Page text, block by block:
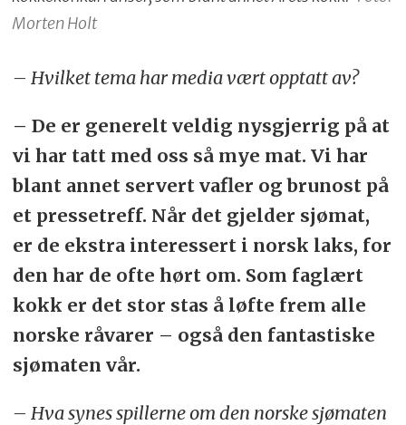
Morten Holt
– Hvilket tema har media vært opptatt av?
– De er generelt veldig nysgjerrig på at
vi har tatt med oss så mye mat. Vi har
blant annet servert vafler og brunost på
et pressetreff. Når det gjelder sjømat,
er de ekstra interessert i norsk laks, for
den har de ofte hørt om. Som faglært
kokk er det stor stas å løfte frem alle
norske råvarer – også den fantastiske
sjømaten vår.
– Hva synes spillerne om den norske sjømaten